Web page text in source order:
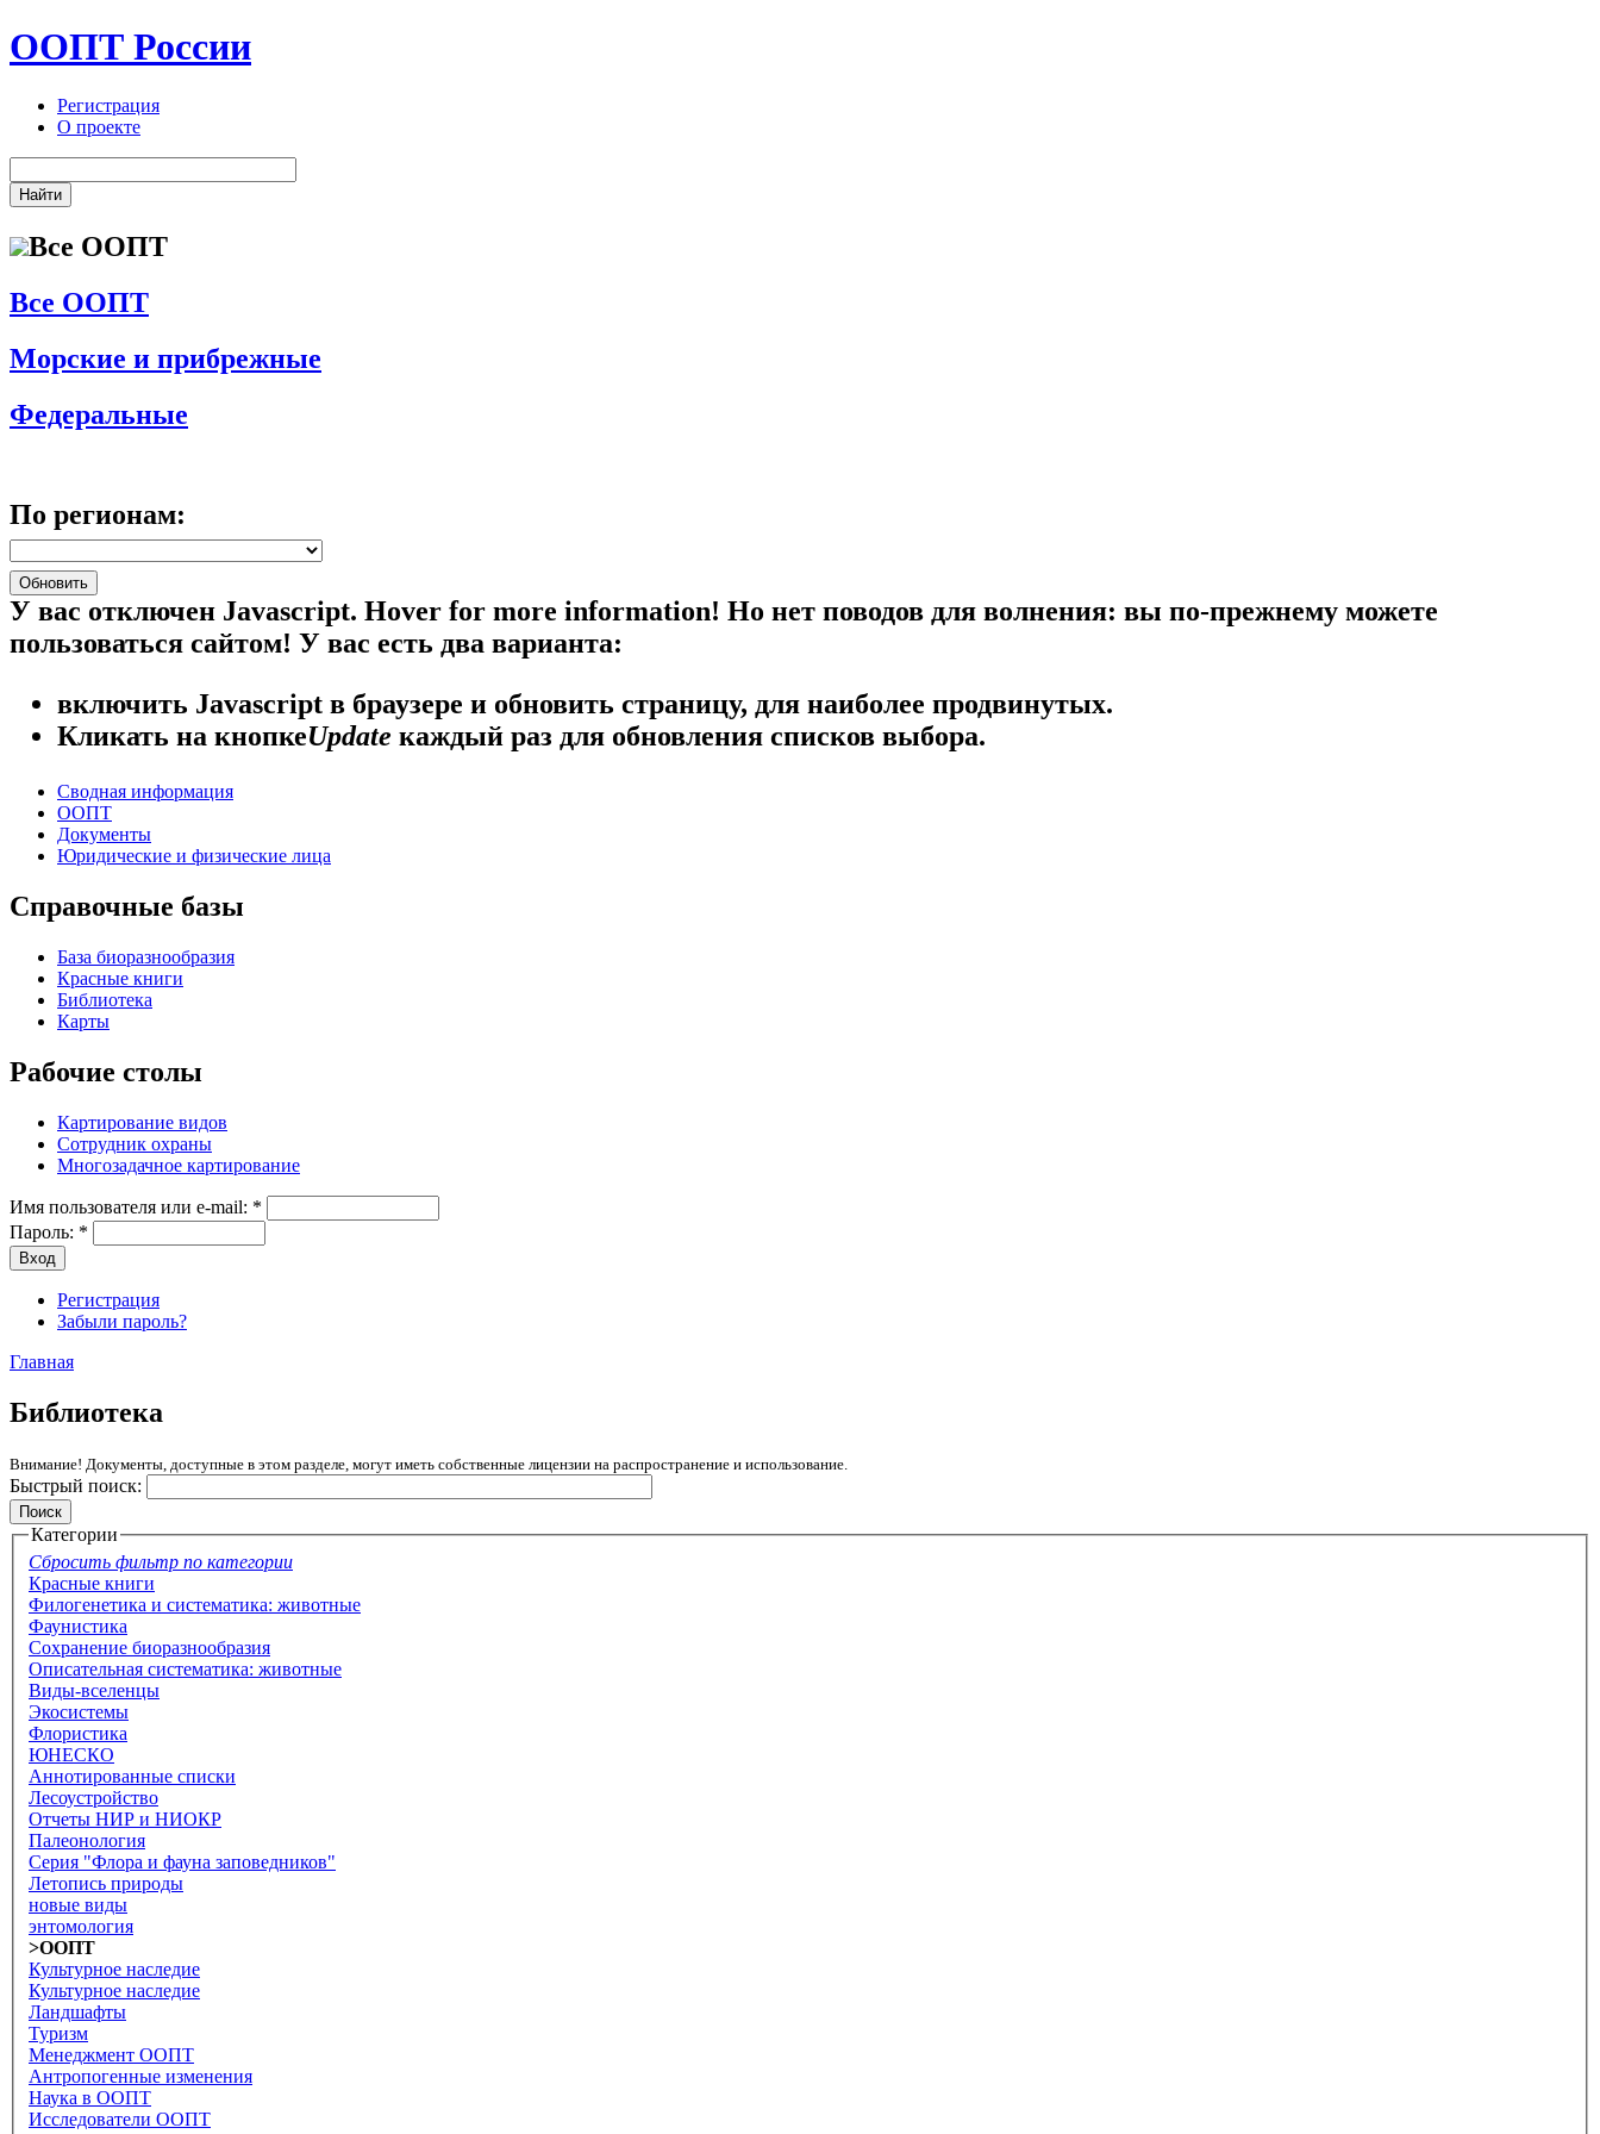
ООПТ России
Регистрация
О проекте
Все ООПТ
Все ООПТ
Морские и прибрежные
Федеральные
По регионам:
У вас отключен Javascript. Hover for more information! Но нет поводов для волнения: вы по-прежнему можете
пользоваться сайтом! У вас есть два варианта:
включить Javascript в браузере и обновить страницу, для наиболее продвинутых.
Кликать на кнопкеUpdate каждый раз для обновления списков выбора.
Сводная информация
ООПТ
Документы
Юридические и физические лица
Справочные базы
База биоразнообразия
Красные книги
Библиотека
Карты
Рабочие столы
Картирование видов
Сотрудник охраны
Многозадачное картирование
Имя пользователя или e-mail: *
Пароль: *
Регистрация
Забыли пароль?
Главная
Библиотека
Внимание! Документы, доступные в этом разделе, могут иметь собственные лицензии на распространение и использование.
Быстрый поиск:
Категории
Сбросить фильтр по категории
Красные книги
Филогенетика и систематика: животные
Фаунистика
Сохранение биоразнообразия
Описательная систематика: животные
Виды-вселенцы
Экосистемы
Флористика
ЮНЕСКО
Аннотированные списки
Лесоустройство
Отчеты НИР и НИОКР
Палеонология
Серия "Флора и фауна заповедников"
Летопись природы
новые виды
энтомология
>ООПТ
Культурное наследие
Культурное наследие
Ландшафты
Туризм
Менеджмент ООПТ
Антропогенные изменения
Наука в ООПТ
Исследователи ООПТ